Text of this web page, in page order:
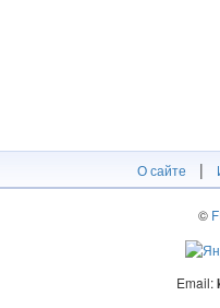
О сайте |
©
Email: